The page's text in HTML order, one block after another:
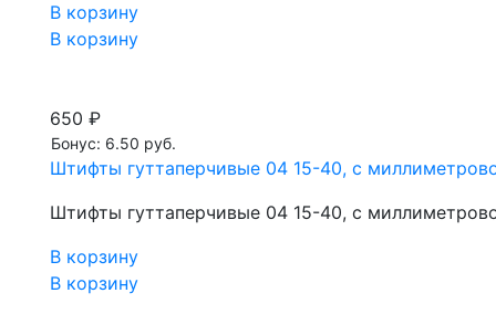
В корзину
В корзину
650 ₽
Бонус: 6.50 руб.
Штифты гуттаперчивые 04 15-40, с
Штифты гуттаперчивые 04 15-40, с
В корзину
В корзину